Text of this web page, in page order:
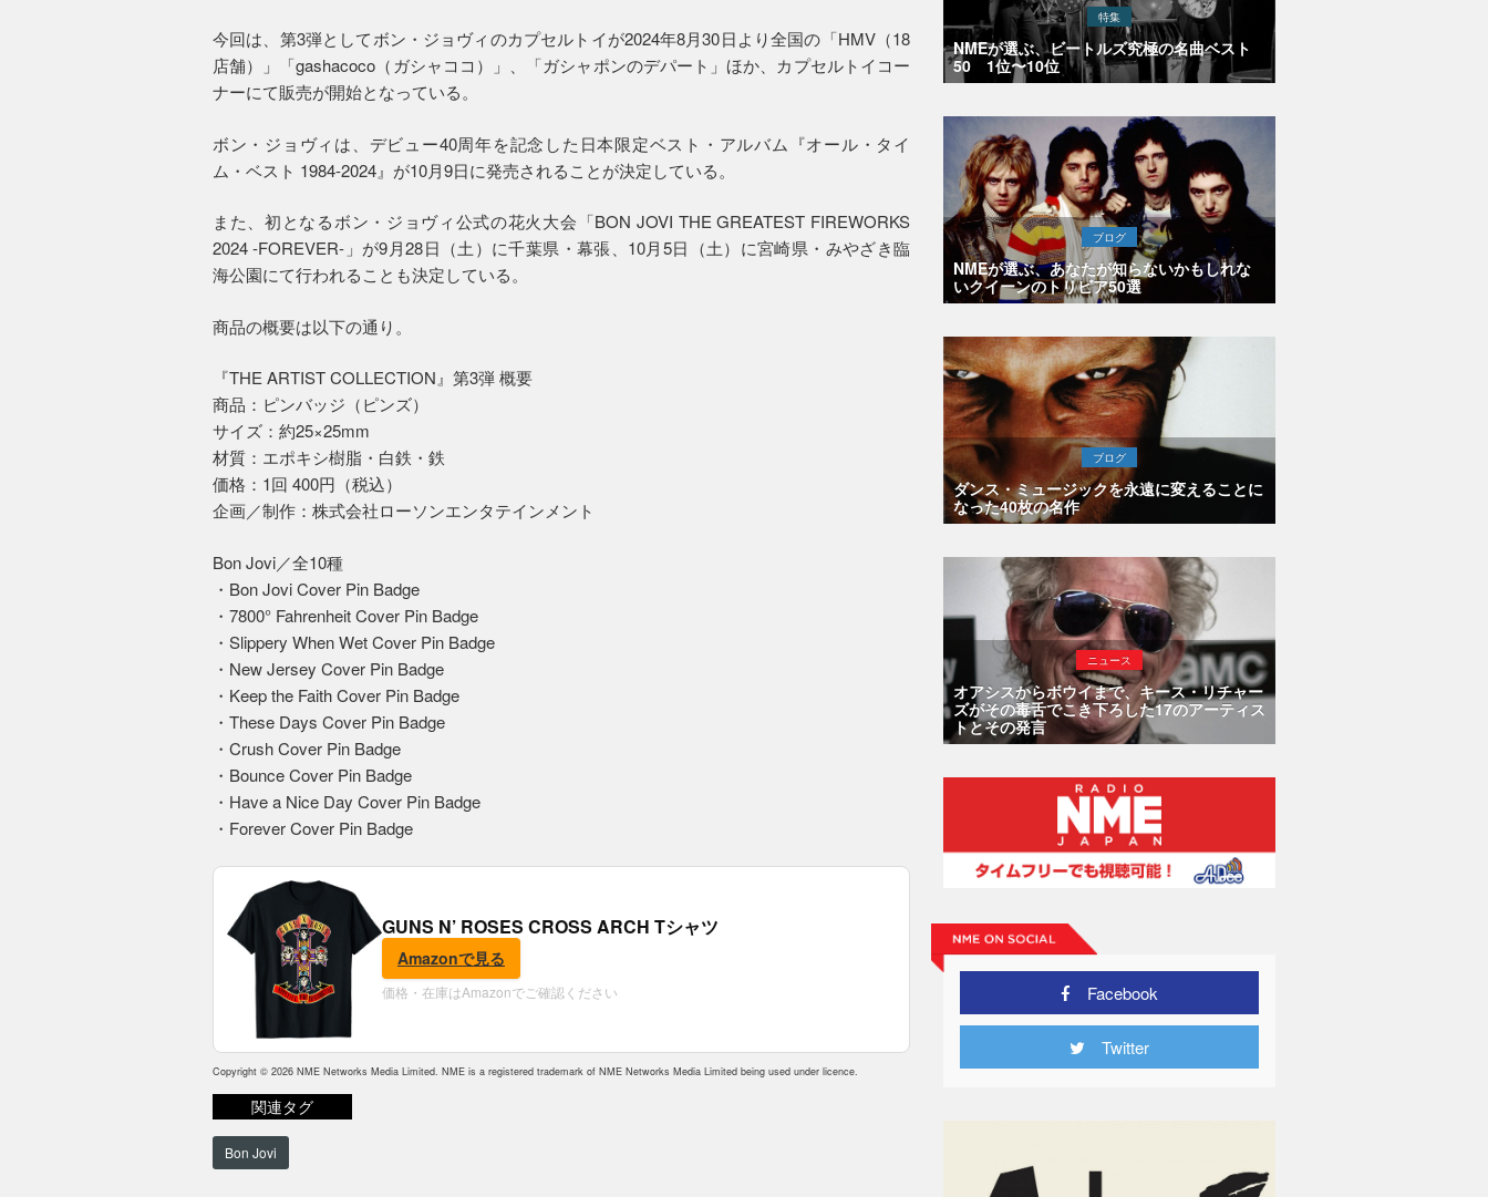
今回は、第3弾としてボン・ジョヴィのカプセルトイが2024年8月30日より全国の「HMV（18
店舗）」「gashacoco（ガシャココ）」、「ガシャポンのデパート」ほか、カプセルトイコー
ナーにて販売が開始となっている。
ボン・ジョヴィは、デビュー40周年を記念した日本限定ベスト・アルバム『オール・タイ
ム・ベスト 1984-2024』が10月9日に発売されることが決定している。
また、初となるボン・ジョヴィ公式の花火大会「BON JOVI THE GREATEST FIREWORKS
2024 -FOREVER-」が9月28日（土）に千葉県・幕張、10月5日（土）に宮崎県・みやざき臨
海公園にて行われることも決定している。
商品の概要は以下の通り。
『THE ARTIST COLLECTION』第3弾 概要
商品：ピンバッジ（ピンズ）
サイズ：約25×25mm
材質：エポキシ樹脂・白鉄・鉄
価格：1回 400円（税込）
企画／制作：株式会社ローソンエンタテインメント
Bon Jovi／全10種
・Bon Jovi Cover Pin Badge
・7800° Fahrenheit Cover Pin Badge
・Slippery When Wet Cover Pin Badge
・New Jersey Cover Pin Badge
・Keep the Faith Cover Pin Badge
・These Days Cover Pin Badge
・Crush Cover Pin Badge
・Bounce Cover Pin Badge
・Have a Nice Day Cover Pin Badge
・Forever Cover Pin Badge
GUNS N’ ROSES CROSS ARCH Tシャツ
Amazonで見る
価格・在庫はAmazonでご確認ください
Copyright © 2026 NME Networks Media Limited. NME is a registered trademark of NME Networks Media Limited being used under licence.
関連タグ
Bon Jovi
特集
NMEが選ぶ、ビートルズ究極の名曲ベスト
50 1位〜10位
ブログ
NMEが選ぶ、あなたが知らないかもしれな
いクイーンのトリビア50選
ブログ
ダンス・ミュージックを永遠に変えることに
なった40枚の名作
ニュース
オアシスからボウイまで、キース・リチャー
ズがその毒舌でこき下ろした17のアーティス
トとその発言
Facebook
Twitter